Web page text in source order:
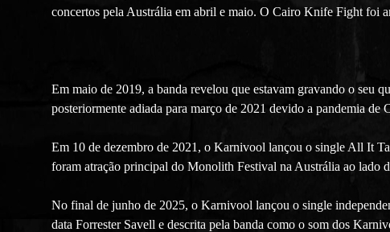
concertos pela Austrália em abril e maio. O Cairo Knife Fight foi
Em maio de 2019, a banda revelou que estavam gravando o seu
posteriormente adiada para março de 2021 devido a pandemia
Em 10 de dezembro de 2021, o Karnivool lançou o single All It
foram atração principal do Monolith Festival na Austrália ao lado
No final de junho de 2025, o Karnivool lançou o single
data Forrester Savell e descrita pela banda como o som dos